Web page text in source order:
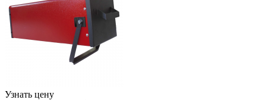
Узнать цену